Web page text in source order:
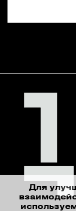
Для